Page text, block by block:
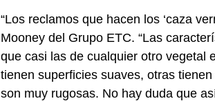
“Los reclamos que hacen los ‘caza
Mooney del Grupo ETC. “Las
que casi las de cualquier otro vegetal
tienen superficies suaves, otras
son muy rugosas. No hay duda que